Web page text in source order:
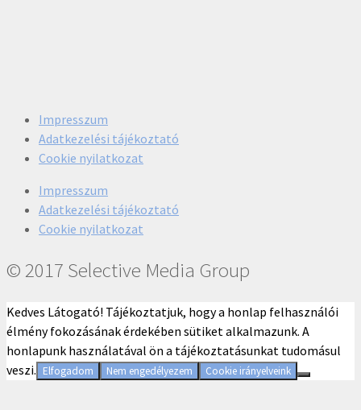
Impresszum
Adatkezelési tájékoztató
Cookie nyilatkozat
Impresszum
Adatkezelési tájékoztató
Cookie nyilatkozat
© 2017 Selective Media Group
Kedves Látogató! Tájékoztatjuk, hogy a honlap felhasználói
élmény fokozásának érdekében sütiket alkalmazunk. A
honlapunk használatával ön a tájékoztatásunkat tudomásul
veszi. Elfogadom Nem engedélyezem Cookie irányelveink